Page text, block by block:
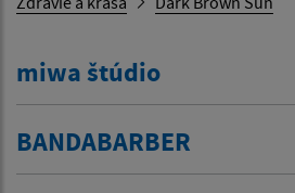
miwa štúdio
BANDABARBER